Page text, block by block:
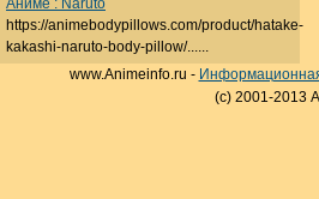
Аниме : Naruto
https://animebodypillows.com/product/hatake-
kakashi-naruto-body-pillow/......
www.Animeinfo.ru -
(c) 2001-2013